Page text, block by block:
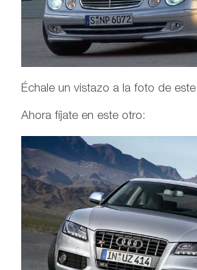
Échale un vistazo a la foto de
Ahora fíjate en este otro: